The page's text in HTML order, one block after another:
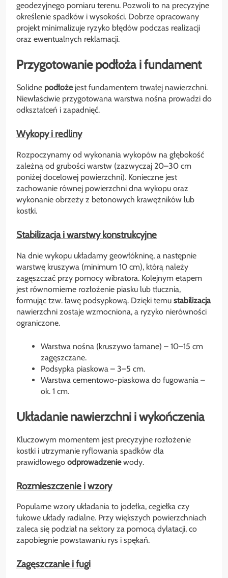
geodezyjnego pomiaru terenu. Pozwoli to na precyzyjne
określenie spadków i wysokości. Dobrze opracowany
projekt minimalizuje ryzyko błędów podczas realizacji
oraz ewentualnych reklamacji.
Przygotowanie podłoża i fundament
Solidne podłożejest fundamentem trwałej nawierzchni.
Niewłaściwie przygotowana warstwa nośna prowadzi do
odkształceń i zapadnięć.
Wykopy i redliny
Rozpoczynamy od wykonania wykopów na głębokość
zależną od grubości warstw (zazwyczaj 20–30 cm
poniżej docelowej powierzchni). Konieczne jest
zachowanie równej powierzchni dna wykopu oraz
wykonanie obrzeży z betonowych krawężników lub
kostki.
Stabilizacja i warstwy konstrukcyjne
Na dnie wykopu układamy geowłókninę, a następnie
warstwę kruszywa (minimum 10 cm), którą należy
zagęszczać przy pomocy wibratora. Kolejnym etapem
jest równomierne rozłożenie piasku lub tłucznia,
formując tzw. ławę podsypkową. Dzięki temu stabilizacja
nawierzchni zostaje wzmocniona, a ryzyko nierówności
ograniczone.
Warstwa nośna (kruszywo łamane) – 10–15 cm
zagęszczane.
Podsypka piaskowa – 3–5 cm.
Warstwa cementowo-piaskowa do fugowania –
ok. 1 cm.
Układanie nawierzchni i wykończenia
Kluczowym momentem jest precyzyjne rozłożenie
kostki i utrzymanie ryflowania spadków dla
prawidłowego odprowadzeniewody.
Rozmieszczenie i wzory
Popularne wzory układania to jodełka, cegiełka czy
łukowe układy radialne. Przy większych powierzchniach
zaleca się podział na sektory za pomocą dylatacji, co
zapobiegnie powstawaniu rys i spękań.
Zagęszczanie i fugi